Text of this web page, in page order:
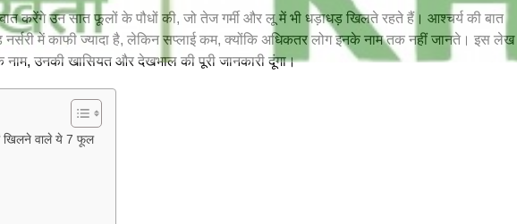
करेंगे उन सात फूलों के पौधों की, जो तेज गर्मी और लू में भी धड़ाधड़ खिलते रहते हैं। आश्चर्य की बात
नर्सरी में काफी ज्यादा है, लेकिन सप्लाई कम, क्योंकि अधिकतर लोग इनके नाम तक नहीं जानते। इस लेख
नाम, उनकी खासियत और देखभाल की पूरी जानकारी दूंगा।
खिलने वाले ये 7 फूल